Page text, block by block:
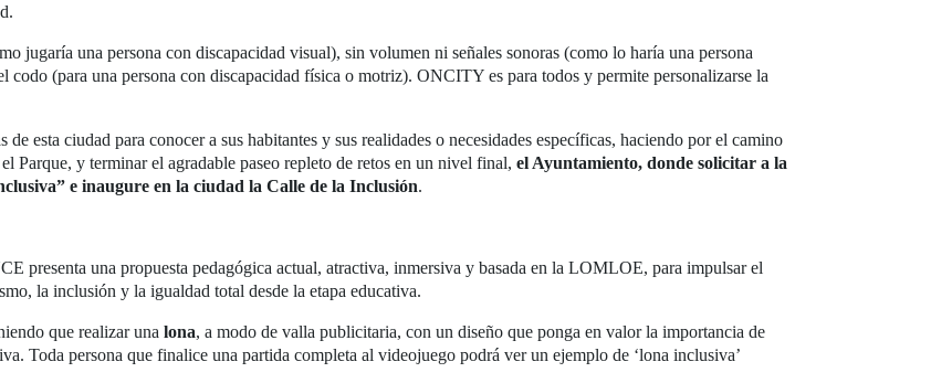
jugaría una persona con discapacidad visual), sin volumen ni señales sonoras (como lo haría una persona
(para una persona con discapacidad física o motriz). ONCITY es para todos y permite personalizarse la
esta ciudad para conocer a sus habitantes y sus realidades o necesidades específicas, haciendo por el camino
Parque, y terminar el agradable paseo repleto de retos en un nivel final, el Ayuntamiento, donde solicitar a la
e inaugure en la ciudad la Calle de la Inclusión.
presenta una propuesta pedagógica actual, atractiva, inmersiva y basada en la LOMLOE, para impulsar el
la inclusión y la igualdad total desde la etapa educativa.
que realizar una lona, a modo de valla publicitaria, con un diseño que ponga en valor la importancia de
Toda persona que finalice una partida completa al videojuego podrá ver un ejemplo de ‘lona inclusiva’